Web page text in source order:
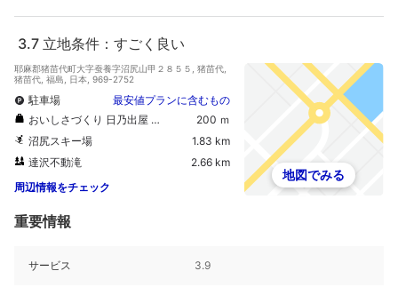
3.7 立地条件：すごく良い
耶麻郡猪苗代町大字蚕養字沼尻山甲２８５５, 猪苗代,
猪苗代, 福島, 日本, 969-2752
駐車場
最安値プランに含むもの
おいしさづくり 日乃出屋 和菓子舗
200 ｍ
沼尻スキー場
1.83 km
達沢不動滝
2.66 km
周辺情報をチェック
地図でみる
重要情報
サービス 3.9